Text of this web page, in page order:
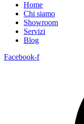
Home
Chi siamo
Showroom
Servizi
Blog
Facebook-f